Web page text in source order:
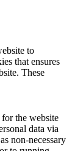
to
that ensures
These
the website
data via
non-necessary